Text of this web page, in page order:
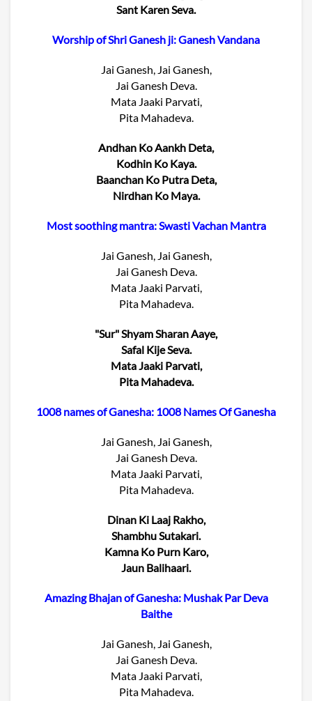
Sant Karen Seva.
Worship of Shri Ganesh ji: Ganesh Vandana
Jai Ganesh, Jai Ganesh,
Jai Ganesh Deva.
Mata Jaaki Parvati,
Pita Mahadeva.
Andhan Ko Aankh Deta,
Kodhin Ko Kaya.
Baanchan Ko Putra Deta,
Nirdhan Ko Maya.
Most soothing mantra: Swasti Vachan Mantra
Jai Ganesh, Jai Ganesh,
Jai Ganesh Deva.
Mata Jaaki Parvati,
Pita Mahadeva.
"Sur" Shyam Sharan Aaye,
Safal Kije Seva.
Mata Jaaki Parvati,
Pita Mahadeva.
1008 names of Ganesha: 1008 Names Of Ganesha
Jai Ganesh, Jai Ganesh,
Jai Ganesh Deva.
Mata Jaaki Parvati,
Pita Mahadeva.
Dinan Ki Laaj Rakho,
Shambhu Sutakari.
Kamna Ko Purn Karo,
Jaun Balihaari.
Amazing Bhajan of Ganesha: Mushak Par Deva
Baithe
Jai Ganesh, Jai Ganesh,
Jai Ganesh Deva.
Mata Jaaki Parvati,
Pita Mahadeva.